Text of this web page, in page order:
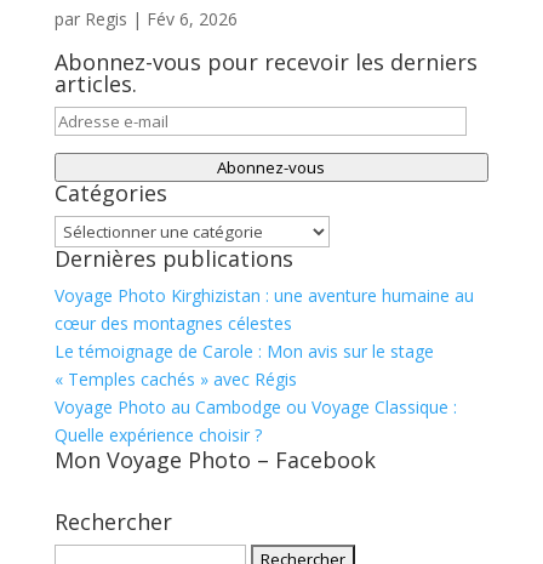
par Regis | Fév 6, 2026
Abonnez-vous pour recevoir les derniers
articles.
Adresse
e-
mail
Abonnez-vous
Catégories
Catégories
Dernières publications
Voyage Photo Kirghizistan : une aventure humaine au
cœur des montagnes célestes
Le témoignage de Carole : Mon avis sur le stage
« Temples cachés » avec Régis
Voyage Photo au Cambodge ou Voyage Classique :
Quelle expérience choisir ?
Mon Voyage Photo – Facebook
Rechercher